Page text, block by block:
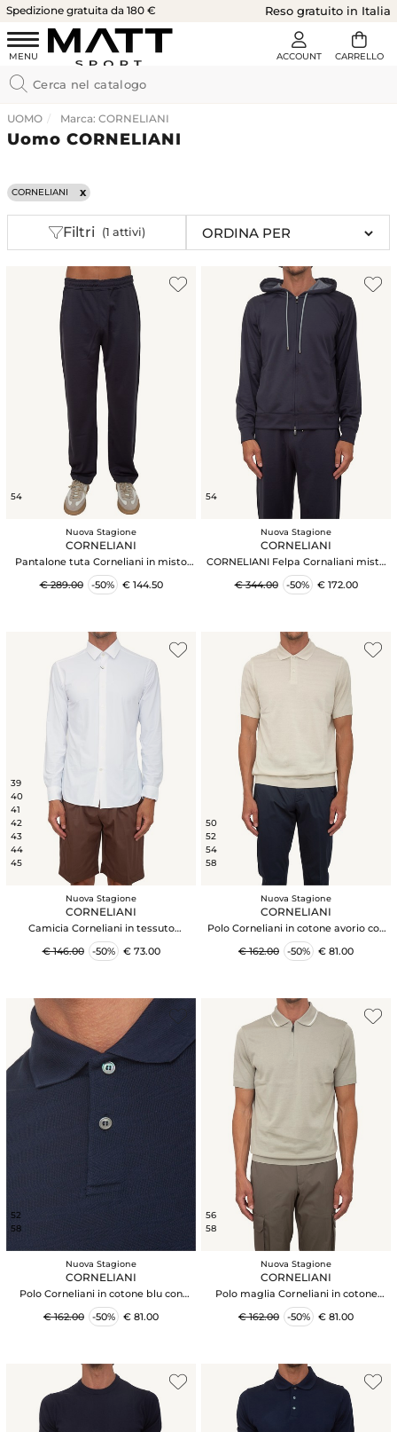
Spedizione gratuita da 180 € Reso gratuito in Italia
UOMO Marca: CORNELIANI
Uomo CORNELIANI
CORNELIANI
Filtri (1 attivi)
54
Nuova Stagione
CORNELIANI
Pantalone tuta Corneliani in misto
cotone blu
€ 289.00
-50% € 144.50
54
Nuova Stagione
CORNELIANI
CORNELIANI Felpa Cornaliani misto
cotone blu
€ 344.00
-50% € 172.00
39
40
41
42
43
44
45
Nuova Stagione
CORNELIANI
Camicia Corneliani in tessuto
bielastico bianco
€ 146.00
-50% € 73.00
50
52
54
58
Nuova Stagione
CORNELIANI
Polo Corneliani in cotone avorio con
trama maglia
€ 162.00
-50% € 81.00
52
58
Nuova Stagione
CORNELIANI
Polo Corneliani in cotone blu con
trama maglia
€ 162.00
-50% € 81.00
56
58
Nuova Stagione
CORNELIANI
Polo maglia Corneliani in cotone
beige con zip
€ 162.00
-50% € 81.00